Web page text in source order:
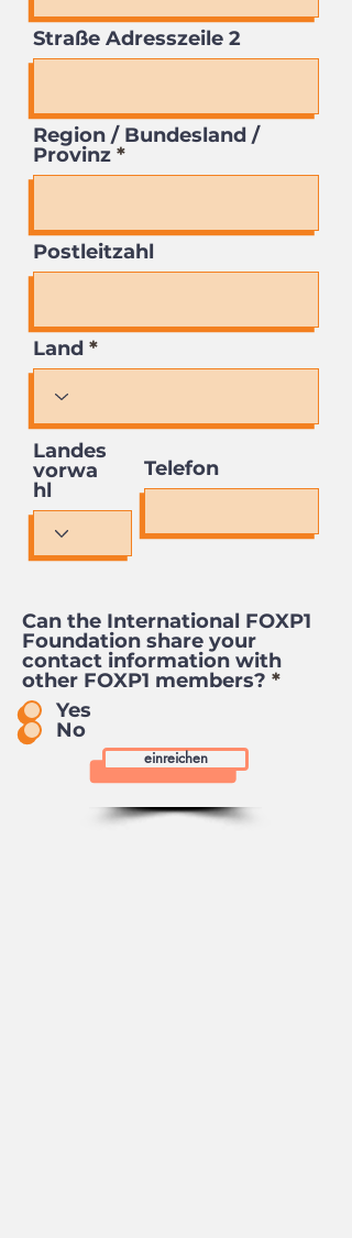
Straße Adresszeile 2
Region / Bundesland /
Provinz
Postleitzahl
Land
Landes
vorwa
hl
Telefon
Can the International FOXP1
Foundation share your
contact information with
other FOXP1 members? *
Yes
No
einreichen